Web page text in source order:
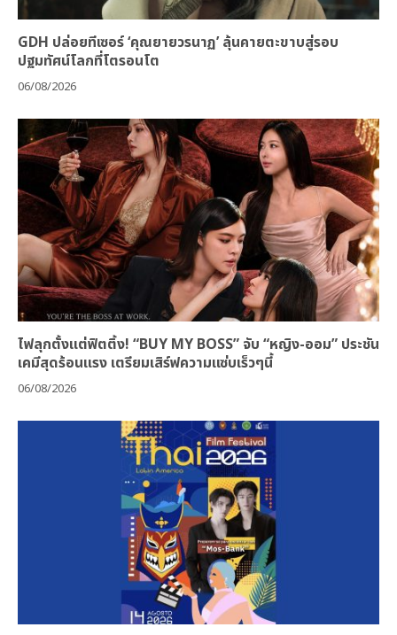
GDH ปล่อยทีเซอร์ ‘คุณยายวรนาฏ’ ลุ้นคายตะขาบสู่รอบ
ปฐมทัศน์โลกที่โตรอนโต
06/08/2026
ไฟลุกตั้งแต่ฟิตติ้ง! “BUY MY BOSS” จับ “หญิง-ออม” ประชัน
เคมีสุดร้อนแรง เตรียมเสิร์ฟความแซ่บเร็วๆนี้
06/08/2026